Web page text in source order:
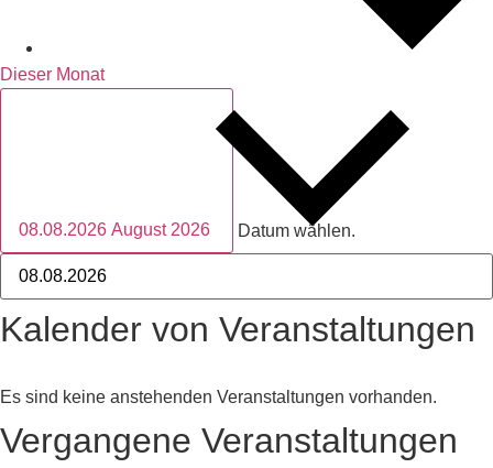
Dieser Monat
08.08.2026 August 2026 Datum wählen.
Kalender von Veranstaltungen
Es sind keine anstehenden Veranstaltungen vorhanden.
Vergangene Veranstaltungen